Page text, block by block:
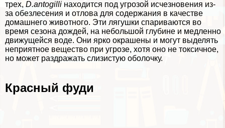
трех, D.antogilli находится под угрозой исчезновения из-
за обезлесения и отлова для содержания в качестве
домашнего животного. Эти лягушки спариваются во
время сезона дождей, на небольшой глубине и медленно
движущейся воде. Они ярко окрашены и могут выделять
неприятное вещество при угрозе, хотя оно не токсичное,
но может раздражать слизистую оболочку.
Красный фуди